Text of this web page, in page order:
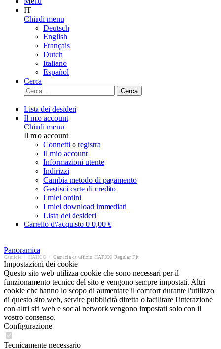
IT
Chiudi menu
Deutsch
English
Français
Dutch
Italiano
Español
Cerca
Cerca
Lista dei desideri
Il mio account
Chiudi menu
Il mio account
Connetti o registra
Il mio account
Informazioni utente
Indirizzi
Cambia metodo di pagamento
Gestisci carte di credito
I miei ordini
I miei download immediati
Lista dei desideri
Carrello d\'acquisto 0 0,00 €
Panoramica
Camicie HATICO Camicia da ufficio HATICO Regular Fit
Impostazioni dei cookie
Questo sito web utilizza cookie che sono necessari per il
funzionamento tecnico del sito e vengono sempre impostati. Altri
cookie che hanno lo scopo di aumentare il comfort durante l'utilizzo
di questo sito web, servire pubblicità diretta o facilitare l'interazione
con altri siti web e social network vengono impostati solo con il
vostro consenso.
Configurazione
Tecnicamente necessario